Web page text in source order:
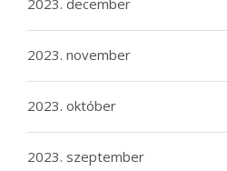
2023. december
2023. november
2023. október
2023. szeptember